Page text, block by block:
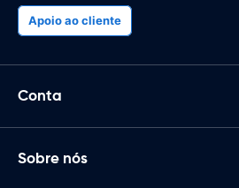
Apoio ao cliente
Conta
Sobre nós